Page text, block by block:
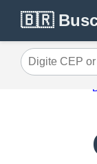
🇧🇷
Digite CEP or